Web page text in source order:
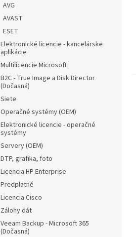
AVG
AVAST
ESET
Elektronické licencie - kancelárske
aplikácie
Multilicencie Microsoft
B2C - True Image a Disk Director
(Dočasná)
Siete
Operačné systémy (OEM)
Elektronické licencie - operačné
systémy
Servery (OEM)
DTP, grafika, foto
Licencia HP Enterprise
Predplatné
Licencia Cisco
Zálohy dát
Veeam Backup - Microsoft 365
(Dočasná)